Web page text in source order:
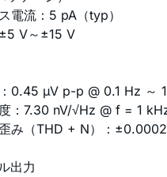
電流：5 pA（typ）
V～±15 V
0.45 µV p-p @ 0.1 Hz ～
：7.30 nV/√Hz @ f = 1
み（THD + N）：
出力